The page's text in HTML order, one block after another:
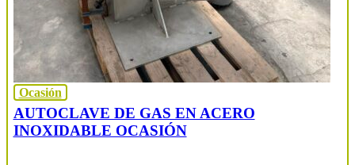
Ocasión
AUTOCLAVE DE GAS EN ACERO
INOXIDABLE OCASIÓN